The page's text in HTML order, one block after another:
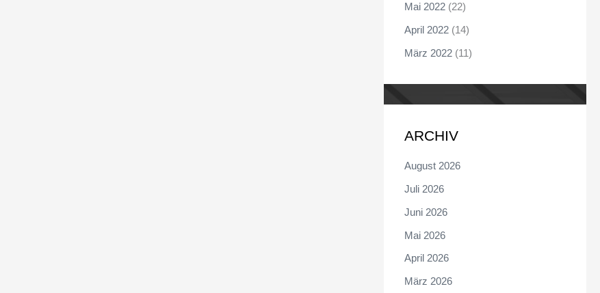
Mai 2022 (22)
April 2022 (14)
März 2022 (11)
ARCHIV
August 2026
Juli 2026
Juni 2026
Mai 2026
April 2026
März 2026